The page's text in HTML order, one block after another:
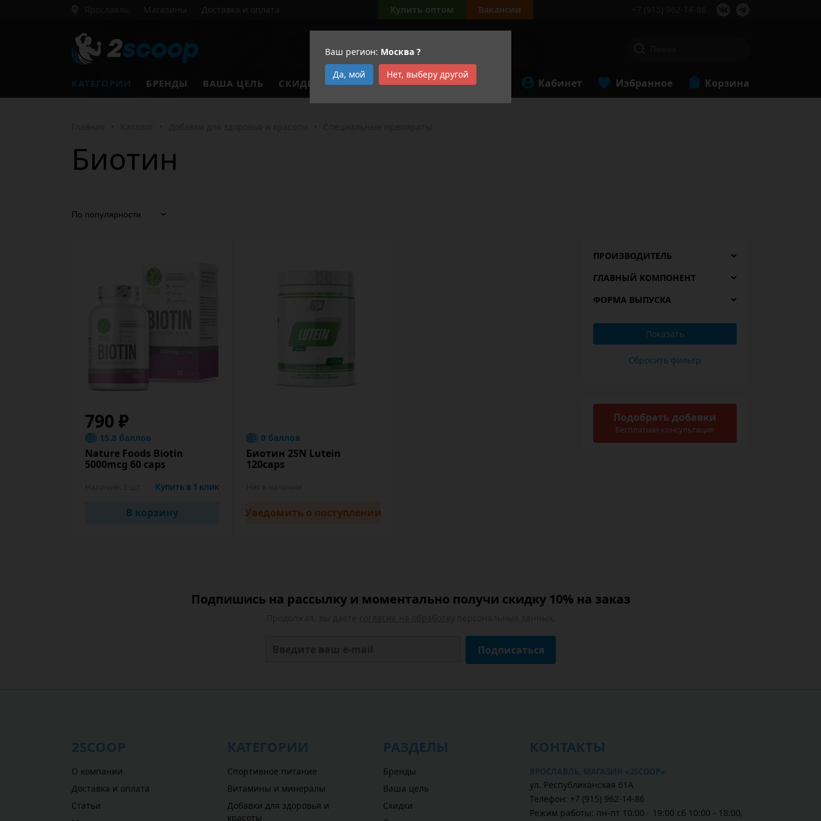
Ваш регион: Москва ?
Да, мой
Нет, выберу другой
Магазины Доставка и оплата Купить оптом Вакансии
КАТЕГОРИИ БРЕНДЫ ВАША ЦЕЛЬ СКИДКИ АКЦИИ Кабинет Избранное Корзина
Биотин
ПРОИЗВОДИТЕЛЬ
ГЛАВНЫЙ КОМПОНЕНТ
ФОРМА ВЫПУСКА
Подобрать добавки
Бесплатная консультация
790 ₽
15.8 баллов
Nature Foods Biotin
5000mcg 60 caps
Купить в 1 клик
В корзину
0 баллов
Биотин 2SN Lutein
120caps
Уведомить о поступлении
Подпишись на рассылку и моментально получи скидку 10% на заказ
Подписаться
2SCOOP
О компании
Доставка и оплата
Статьи
КАТЕГОРИИ
Спортивное питание
Витамины и минералы
Добавки для здоровья и
красоты
РАЗДЕЛЫ
Бренды
Ваша цель
Скидки
КОНТАКТЫ
ЯРОСЛАВЛЬ, МАГАЗИН «2SCOOP»
ул. Республиканская 61А
Телефон: +7 (915) 962-14-86
Режим работы: пн-пт 10:00 - 19:00 сб 10:00 - 18:00,